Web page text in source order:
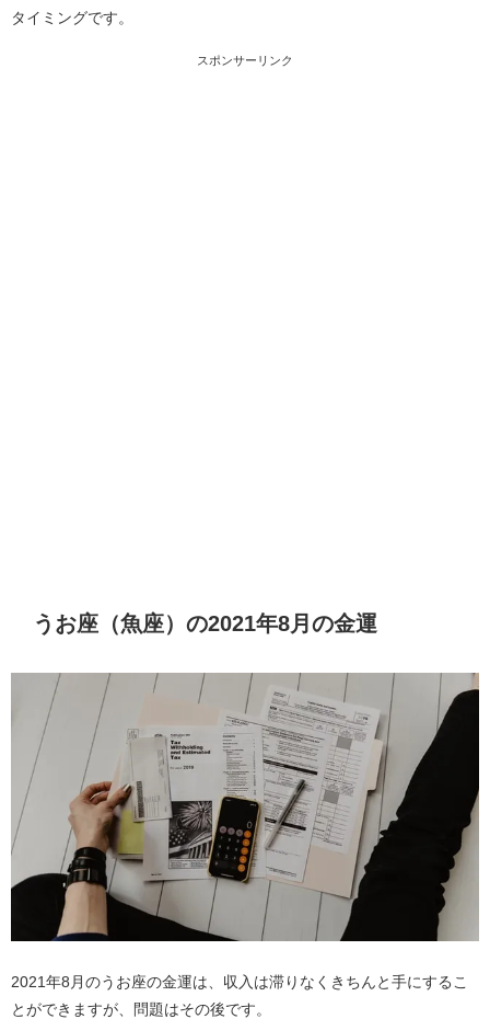
タイミングです。
スポンサーリンク
うお座（魚座）の2021年8月の金運
2021年8月のうお座の金運は、収入は滞りなくきちんと手にするこ
とができますが、問題はその後です。